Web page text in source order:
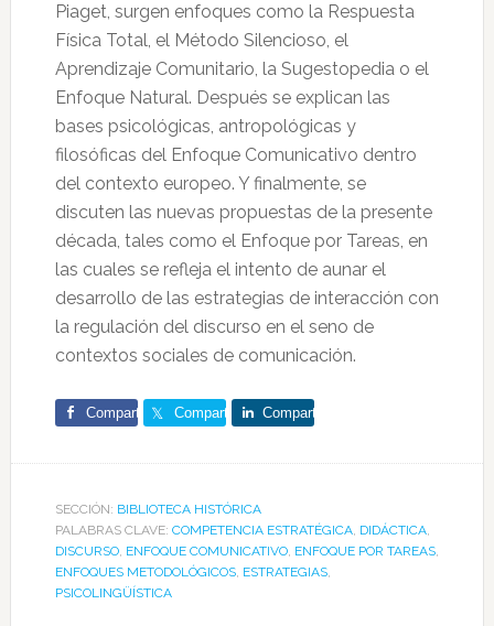
Piaget, surgen enfoques como la Respuesta
Física Total, el Método Silencioso, el
Aprendizaje Comunitario, la Sugestopedia o el
Enfoque Natural. Después se explican las
bases psicológicas, antropológicas y
filosóficas del Enfoque Comunicativo dentro
del contexto europeo. Y finalmente, se
discuten las nuevas propuestas de la presente
década, tales como el Enfoque por Tareas, en
las cuales se refleja el intento de aunar el
desarrollo de las estrategias de interacción con
la regulación del discurso en el seno de
contextos sociales de comunicación.
Comparte Comparte Comparte
SECCIÓN: BIBLIOTECA HISTÓRICA
PALABRAS CLAVE: COMPETENCIA ESTRATÉGICA, DIDÁCTICA,
DISCURSO, ENFOQUE COMUNICATIVO, ENFOQUE POR TAREAS,
ENFOQUES METODOLÓGICOS, ESTRATEGIAS,
PSICOLINGÜÍSTICA